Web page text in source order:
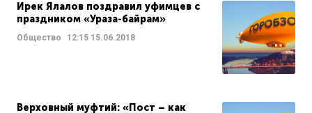
Ирек Ялалов поздравил уфимцев с
праздником «Ураза-байрам»
Общество 12:15 15.06.2018
Верховный муфтий: «Пост – как